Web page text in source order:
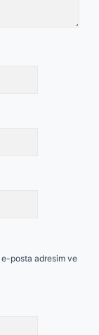
e-posta adresim ve